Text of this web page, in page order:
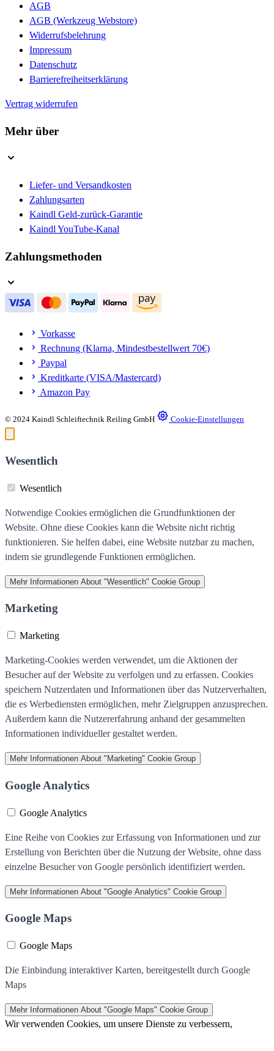
AGB
AGB (Werkzeug Webstore)
Widerrufsbelehrung
Impressum
Datenschutz
Barrierefreiheitserklärung
Vertrag widerrufen
Mehr über
Liefer- und Versandkosten
Zahlungsarten
Kaindl Geld-zurück-Garantie
Kaindl YouTube-Kanal
Zahlungsmethoden
Vorkasse
Rechnung (Klarna, Mindestbestellwert 70€)
Paypal
Kreditkarte (VISA/Mastercard)
Amazon Pay
© 2024 Kaindl Schleiftechnik Reiling GmbH Cookie-Einstellungen
Wesentlich
Wesentlich
Notwendige Cookies ermöglichen die Grundfunktionen der
Website. Ohne diese Cookies kann die Website nicht richtig
funktionieren. Sie helfen dabei, eine Website nutzbar zu machen,
indem sie grundlegende Funktionen ermöglichen.
Mehr Informationen About "Wesentlich" Cookie Group
Marketing
Marketing
Marketing-Cookies werden verwendet, um die Aktionen der
Besucher auf der Website zu verfolgen und zu erfassen. Cookies
speichern Nutzerdaten und Informationen über das Nutzerverhalten,
die es Werbediensten ermöglichen, mehr Zielgruppen anzusprechen.
Außerdem kann die Nutzererfahrung anhand der gesammelten
Informationen individueller gestaltet werden.
Mehr Informationen About "Marketing" Cookie Group
Google Analytics
Google Analytics
Eine Reihe von Cookies zur Erfassung von Informationen und zur
Erstellung von Berichten über die Nutzung der Website, ohne dass
einzelne Besucher von Google persönlich identifiziert werden.
Mehr Informationen About "Google Analytics" Cookie Group
Google Maps
Google Maps
Die Einbindung interaktiver Karten, bereitgestellt durch Google
Maps
Mehr Informationen About "Google Maps" Cookie Group
Wir verwenden Cookies, um unsere Dienste zu verbessern,